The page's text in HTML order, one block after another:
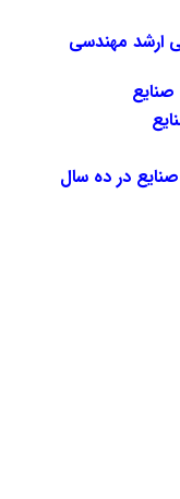
ارشد مهندسی
در ده سال